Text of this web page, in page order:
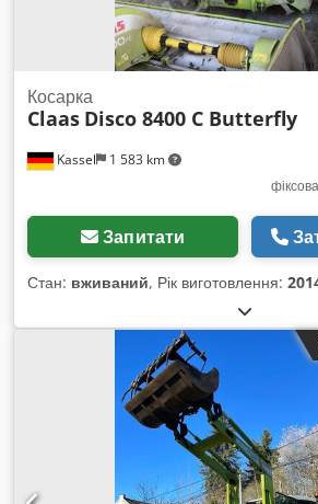
Kassel 1 583 km
Косарка
Claas Disco 8400 C Butterfly
Запитати
Стан: вживаний, Рік виготовлення: